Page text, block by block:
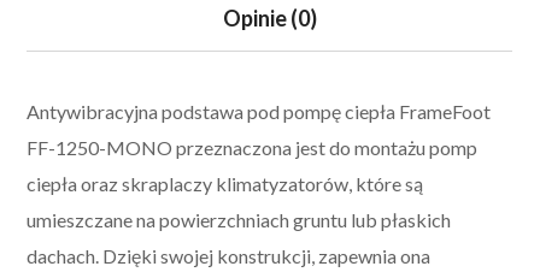
Opinie (0)
Antywibracyjna podstawa pod pompę ciepła FrameFoot
FF-1250-MONO przeznaczona jest do montażu pomp
ciepła oraz skraplaczy klimatyzatorów, które są
umieszczane na powierzchniach gruntu lub płaskich
dachach. Dzięki swojej konstrukcji, zapewnia ona